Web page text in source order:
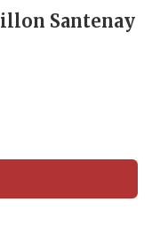
Santenay